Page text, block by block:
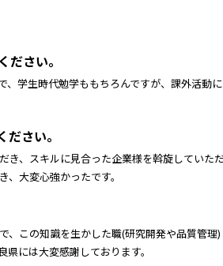
さい。
、学生時代勉学ももちろんですが、課外活動に
さい。
き、スキルに見合った企業様を斡旋していた
大変心強かったです。
、この知識を生かした職(研究開発や品質管理)
には大変感謝しております。